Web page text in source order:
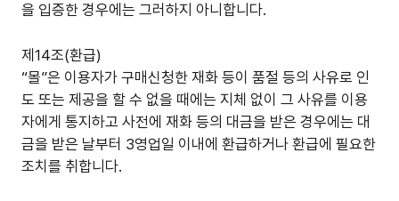
을 입증한 경우에는 그러하지 아니합니다.
제14조(환급)
“몰”은 이용자가 구매신청한 재화 등이 품절 등의 사유로 인
도 또는 제공을 할 수 없을 때에는 지체 없이 그 사유를 이용
자에게 통지하고 사전에 재화 등의 대금을 받은 경우에는 대
금을 받은 날부터 3영업일 이내에 환급하거나 환급에 필요한
조치를 취합니다.